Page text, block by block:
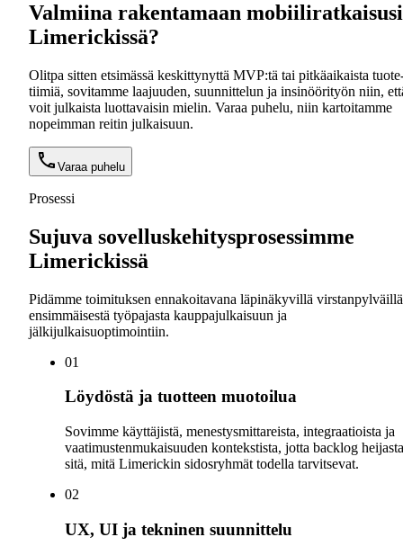
Valmiina rakentamaan mobiiliratkaisusi
Limerickissä?
Olitpa sitten etsimässä keskittynyttä MVP:tä tai pitkäaikaista
tiimiä, sovitamme laajuuden, suunnittelun ja insinöörityön niin,
voit julkaista luottavaisin mielin. Varaa puhelu, niin kartoitamme
nopeimman reitin julkaisuun.
Varaa puhelu
Prosessi
Sujuva sovelluskehitysprosessimme
Limerickissä
Pidämme toimituksen ennakoitavana läpinäkyvillä
ensimmäisestä työpajasta kauppajulkaisuun ja
jälkijulkaisuoptimointiin.
01
Löydöstä ja tuotteen muotoilua
Sovimme käyttäjistä, menestysmittareista, integraatioista ja
vaatimustenmukaisuuden kontekstista, jotta backlog
sitä, mitä Limerickin sidosryhmät todella tarvitsevat.
02
UX, UI ja tekninen suunnittelu